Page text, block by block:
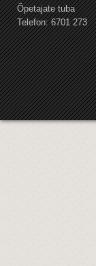
Õpetajate tuba
Telefon: 6701 273